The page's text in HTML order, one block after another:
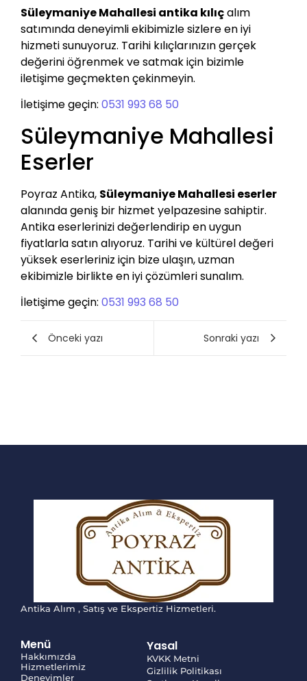
Süleymaniye Mahallesi antika kılıçalım
satımında deneyimli ekibimizle sizlere en iyi
hizmeti sunuyoruz. Tarihi kılıçlarınızın gerçek
değerini öğrenmek ve satmak için bizimle
iletişime geçmekten çekinmeyin.
İletişime geçin: 0531 993 68 50
Süleymaniye Mahallesi
Eserler
Poyraz Antika, Süleymaniye Mahallesi eserler
alanında geniş bir hizmet yelpazesine sahiptir.
Antika eserlerinizi değerlendirip en uygun
fiyatlarla satın alıyoruz. Tarihi ve kültürel değeri
yüksek eserleriniz için bize ulaşın, uzman
ekibimizle birlikte en iyi çözümleri sunalım.
İletişime geçin: 0531 993 68 50
Önceki yazı Sonraki yazı
Antika Alım , Satış ve Ekspertiz Hizmetleri.
Menü
Hakkımızda
Hizmetlerimiz
Deneyimler
Yasal
KVKK Metni
Gizlilik Politikası